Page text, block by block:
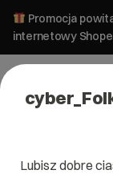
Promocja
internetowy
Lubisz dobre